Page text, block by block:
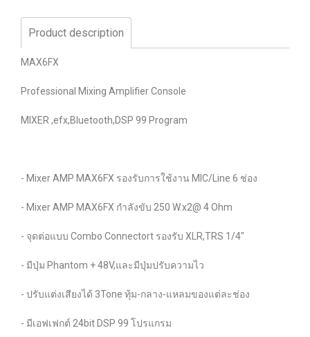
Product description
MAX6FX
Professional Mixing Amplifier Console
MIXER ,efx,Bluetooth,DSP 99 Program
- Mixer AMP MAX6FX รองรับการใช้งาน MIC/Line 6 ช่อง
- Mixer AMP MAX6FX กำลังขับ 250 W.x2@ 4 Ohm
- จุดต่อแบบ Combo Connectort รองรับ XLR,TRS 1/4"
- มีปุ่ม Phantom + 48V,และมีปุ่มปรับความไว
- ปรับแต่งเสียงได้ 3Tone ทุ้ม-กลาง-แหลมของแต่ละช่อง
- มีเอฟเฟกต์ 24bit DSP 99 โปรแกรม